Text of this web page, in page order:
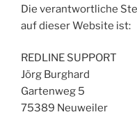
Die verantwortliche
auf dieser Website ist:
REDLINE SUPPORT
Jörg Burghard
Gartenweg 5
75389 Neuweiler